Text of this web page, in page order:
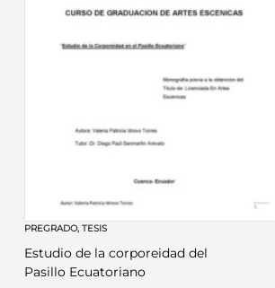
PREGRADO, TESIS
Estudio de la corporeidad del
Pasillo Ecuatoriano